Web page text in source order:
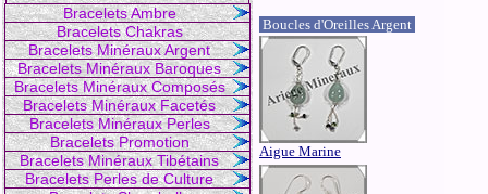
Bracelets Ambre
Bracelets Chakras
Bracelets Minéraux Argent
Bracelets Minéraux Baroques
Bracelets Minéraux Composés
Bracelets Minéraux Facetés
Bracelets Minéraux Perles
Bracelets Promotion
Bracelets Minéraux Tibétains
Bracelets Perles de Culture
Boucles d'Oreilles Argent
Aigue Marine